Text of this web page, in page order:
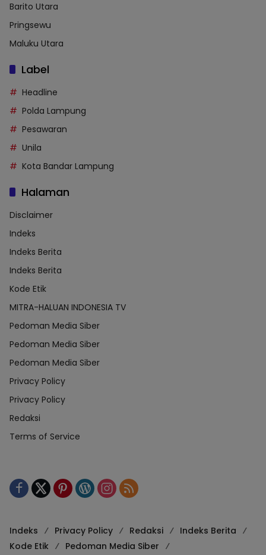
Barito Utara
Pringsewu
Maluku Utara
Label
Headline
Polda Lampung
Pesawaran
Unila
Kota Bandar Lampung
Halaman
Disclaimer
Indeks
Indeks Berita
Indeks Berita
Kode Etik
MITRA-HALUAN INDONESIA TV
Pedoman Media Siber
Pedoman Media Siber
Pedoman Media Siber
Privacy Policy
Privacy Policy
Redaksi
Terms of Service
Indeks Privacy Policy Redaksi
Indeks Berita
Kode Etik
Pedoman Media Siber